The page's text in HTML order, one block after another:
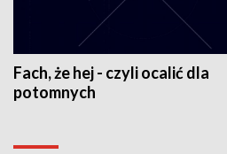
Fach, że hej - czyli ocalić dla
potomnych